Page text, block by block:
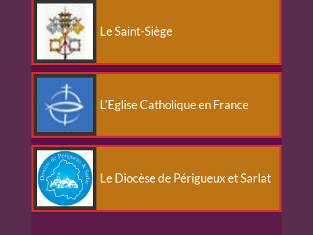
Le Saint-Siège
L'Eglise Catholique en France
Le Diocèse de Périgueux et Sarlat